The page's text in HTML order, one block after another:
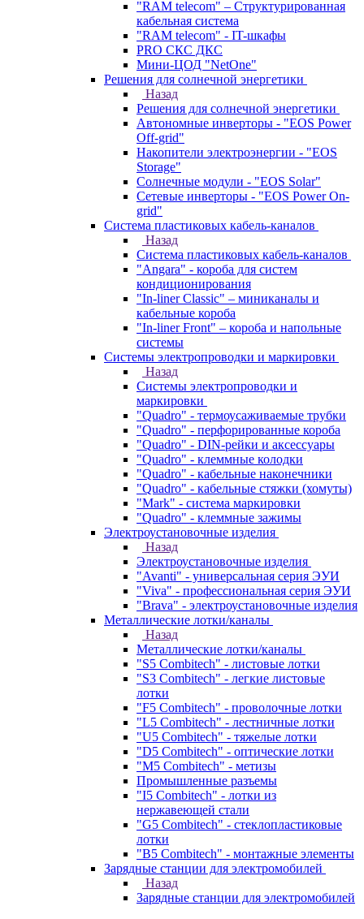
"RAM telecom" – Структурированная
кабельная система
"RAM telecom" - IT-шкафы
PRO СКС ДКС
Мини-ЦОД "NetOne"
Решения для солнечной энергетики
Назад
Решения для солнечной энергетики
Автономные инверторы - "EOS Power
Off-grid"
Накопители электроэнергии - "EOS
Storage"
Солнечные модули - "EOS Solar"
Сетевые инверторы - "EOS Power On-
grid"
Система пластиковых кабель-каналов
Назад
Система пластиковых кабель-каналов
"Angara" - короба для систем
кондиционирования
"In-liner Classic" – миниканалы и
кабельные короба
"In-liner Front" – короба и напольные
системы
Системы электропроводки и маркировки
Назад
Системы электропроводки и
маркировки
"Quadro" - термоусаживаемые трубки
"Quadro" - перфорированные короба
"Quadro" - DIN-рейки и аксессуары
"Quadro" - клеммные колодки
"Quadro" - кабельные наконечники
"Quadro" - кабельные стяжки (хомуты)
"Mark" - система маркировки
"Quadro" - клеммные зажимы
Электроустановочные изделия
Назад
Электроустановочные изделия
"Avanti" - универсальная серия ЭУИ
"Viva" - профессиональная серия ЭУИ
"Brava" - электроустановочные изделия
Металлические лотки/каналы
Назад
Металлические лотки/каналы
"S5 Combitech" - листовые лотки
"S3 Combitech" - легкие листовые
лотки
"F5 Combitech" - проволочные лотки
"L5 Combitech" - лестничные лотки
"U5 Combitech" - тяжелые лотки
"D5 Combitech" - оптические лотки
"M5 Combitech" - метизы
Промышленные разъемы
"I5 Combitech" - лотки из
нержавеющей стали
"G5 Combitech" - стеклопластиковые
лотки
"B5 Combitech" - монтажные элементы
Зарядные станции для электромобилей
Назад
Зарядные станции для электромобилей